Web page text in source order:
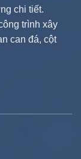
chi tiết.
trình xây
can đá, cột